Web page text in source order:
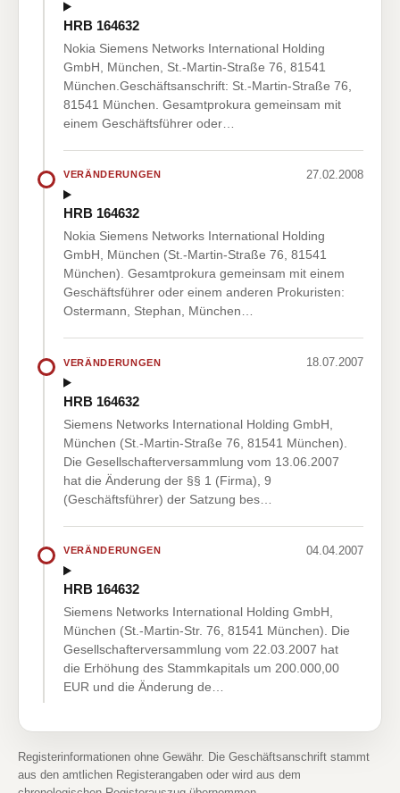
HRB 164632
Nokia Siemens Networks International Holding
GmbH, München, St.-Martin-Straße 76, 81541
München.Geschäftsanschrift: St.-Martin-Straße 76,
81541 München. Gesamtprokura gemeinsam mit
einem Geschäftsführer oder…
VERÄNDERUNGEN 27.02.2008
HRB 164632
Nokia Siemens Networks International Holding
GmbH, München (St.-Martin-Straße 76, 81541
München). Gesamtprokura gemeinsam mit einem
Geschäftsführer oder einem anderen Prokuristen:
Ostermann, Stephan, München…
VERÄNDERUNGEN 18.07.2007
HRB 164632
Siemens Networks International Holding GmbH,
München (St.-Martin-Straße 76, 81541 München).
Die Gesellschafterversammlung vom 13.06.2007
hat die Änderung der §§ 1 (Firma), 9
(Geschäftsführer) der Satzung bes…
VERÄNDERUNGEN 04.04.2007
HRB 164632
Siemens Networks International Holding GmbH,
München (St.-Martin-Str. 76, 81541 München). Die
Gesellschafterversammlung vom 22.03.2007 hat
die Erhöhung des Stammkapitals um 200.000,00
EUR und die Änderung de…
Registerinformationen ohne Gewähr. Die Geschäftsanschrift stammt
aus den amtlichen Registerangaben oder wird aus dem